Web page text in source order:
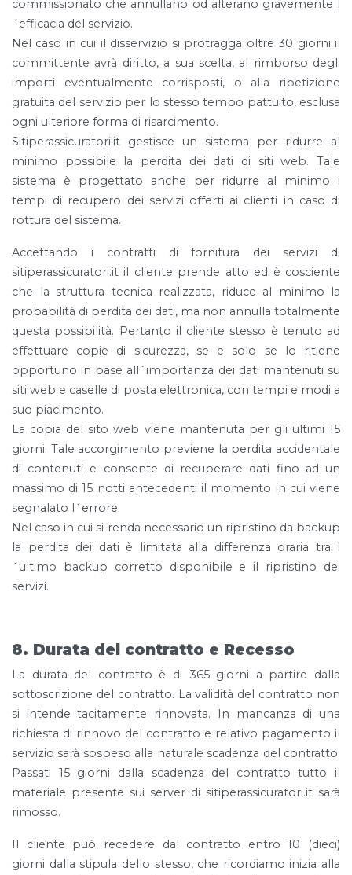
commissionato che annullano od alterano gravemente l
´efficacia del servizio.
Nel caso in cui il disservizio si protragga oltre 30 giorni il
committente avrà diritto, a sua scelta, al rimborso degli
importi eventualmente corrisposti, o alla ripetizione
gratuita del servizio per lo stesso tempo pattuito, esclusa
ogni ulteriore forma di risarcimento.
Sitiperassicuratori.it gestisce un sistema per ridurre al
minimo possibile la perdita dei dati di siti web. Tale
sistema è progettato anche per ridurre al minimo i
tempi di recupero dei servizi offerti ai clienti in caso di
rottura del sistema.
Accettando i contratti di fornitura dei servizi di
sitiperassicuratori.it il cliente prende atto ed è cosciente
che la struttura tecnica realizzata, riduce al minimo la
probabilità di perdita dei dati, ma non annulla totalmente
questa possibilità. Pertanto il cliente stesso è tenuto ad
effettuare copie di sicurezza, se e solo se lo ritiene
opportuno in base all´importanza dei dati mantenuti su
siti web e caselle di posta elettronica, con tempi e modi a
suo piacimento.
La copia del sito web viene mantenuta per gli ultimi 15
giorni. Tale accorgimento previene la perdita accidentale
di contenuti e consente di recuperare dati fino ad un
massimo di 15 notti antecedenti il momento in cui viene
segnalato l´errore.
Nel caso in cui si renda necessario un ripristino da backup
la perdita dei dati è limitata alla differenza oraria tra l
´ultimo backup corretto disponibile e il ripristino dei
servizi.
8. Durata del contratto e Recesso
La durata del contratto è di 365 giorni a partire dalla
sottoscrizione del contratto. La validità del contratto non
si intende tacitamente rinnovata. In mancanza di una
richiesta di rinnovo del contratto e relativo pagamento il
servizio sarà sospeso alla naturale scadenza del contratto.
Passati 15 giorni dalla scadenza del contratto tutto il
materiale presente sui server di sitiperassicuratori.it sarà
rimosso.
Il cliente può recedere dal contratto entro 10 (dieci)
giorni dalla stipula dello stesso, che ricordiamo inizia alla